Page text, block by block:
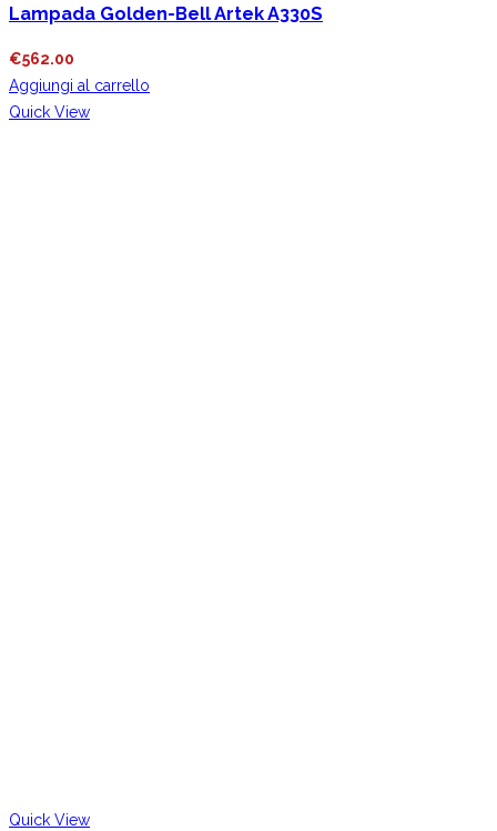
Lampada Golden-Bell Artek A330S
€562.00
Aggiungi al carrello
Quick View
Quick View